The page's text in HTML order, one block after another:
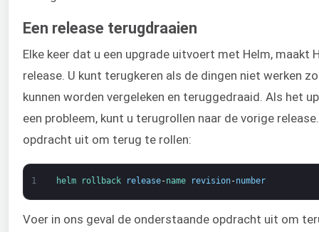
Een release terugdraaien
Elke keer dat u een upgrade uitvoert met Helm, maakt
release. U kunt terugkeren als de dingen niet werken
kunnen worden vergeleken en teruggedraaid. Als het
een probleem, kunt u terugrollen naar de vorige
opdracht uit om terug te rollen:
1 helm rollback release-name revision-number
Voer in ons geval de onderstaande opdracht uit om